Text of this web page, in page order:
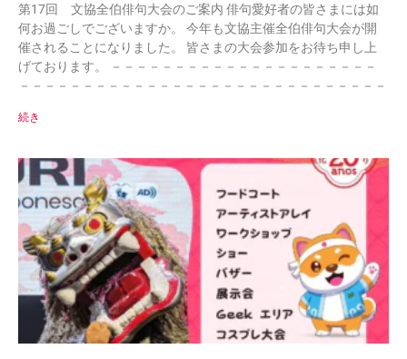
第17回 文協全伯俳句大会のご案内 俳句愛好者の皆さまには如
何お過ごしでございますか。 今年も文協主催全伯俳句大会が開
催されることになりました。 皆さまの大会参加をお待ち申し上
げております。 －－－－－－－－－－－－－－－－－－－－－
－－－－－－－－－－－－－－－－－－－－－－－－－－－－－
続き